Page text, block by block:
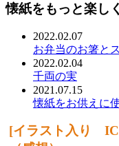
懐紙をもっと楽し
2022.02.07
お弁当のお箸と
2022.02.04
千両の実
2021.07.15
懐紙をお供えに
[イラスト入り